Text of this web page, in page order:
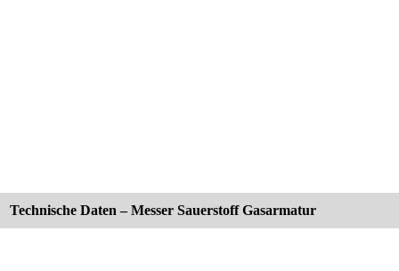
Technische Daten – Messer Sauerstoff Gasarmatur